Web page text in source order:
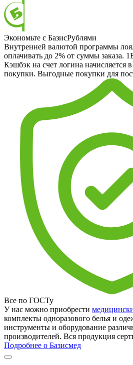
Экономьте с БазисРублями
Внутренней валютой программы
оплачивать до 2% от суммы заказа.
Кэшбэк на счет логина начисляется
покупки. Выгодные покупки для
Все по ГОСТу
У нас можно приобрести
комплекты одноразового белья и
инструменты и оборудование
производителей. Вся продукция
Подробнее о Базисмед